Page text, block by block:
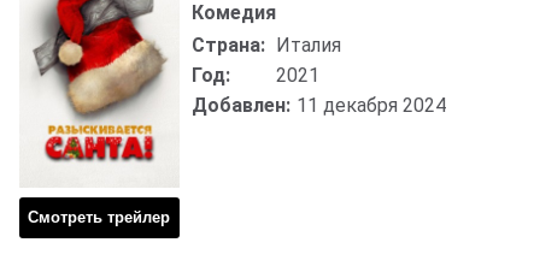
Смотреть трейлер
Комедия
Страна: Италия
Год:
2021
Добавлен: 11 декабря 2024